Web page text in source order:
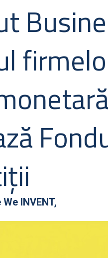
We INVENT,